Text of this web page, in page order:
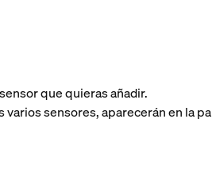
que quieras añadir.
varios sensores, aparecerán en la